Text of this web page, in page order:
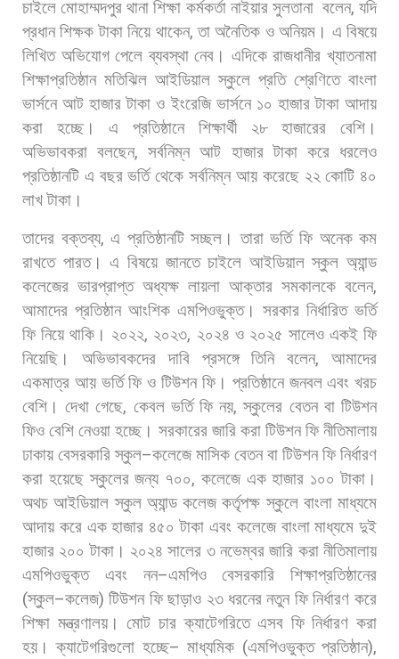
চাইলে মোহাম্মদপুর থানা শিক্ষা কর্মকর্তা নাইয়ার সুলতানা বলেন,যদি
প্রধান শিক্ষক টাকা নিয়ে থাকেন,তা অনৈতিক ও অনিয়ম। এ বিষয়ে
লিখিত অভিযোগ পেলে ব্যবস্থা নেব। এদিকে রাজধানীর খ্যাতনামা
শিক্ষাপ্রতিষ্ঠান মতিঝিল আইডিয়াল স্কুলে প্রতি শ্রেণিতে বাংলা
ভার্সনে আট হাজার টাকা ও ইংরেজি ভার্সনে ১০ হাজার টাকা আদায়
করা
হচ্ছে। এ প্রতিষ্ঠানে শিক্ষার্থী ২৮ হাজারের
বেশি।
অভিভাবকরা বলছেন,সর্বনিম্ন আট হাজার টাকা করে ধরলেও
প্রতিষ্ঠানটি এ বছর ভর্তি থেকে সর্বনিম্ন আয় করেছে ২২ কোটি ৪০
লাখ টাকা।
তাদের বক্তব্য,এ প্রতিষ্ঠানটি সচ্ছল। তারা ভর্তি ফি অনেক কম
রাখতে পারত। এ বিষয়ে জানতে চাইলে আইডিয়াল স্কুল অ্যান্ড
কলেজের ভারপ্রাপ্ত অধ্যক্ষ লায়লা আক্তার সমকালকে বলেন,
আমাদের প্রতিষ্ঠান আংশিক এমপিওভুক্ত। সরকার নির্ধারিত ভর্তি
ফি নিয়ে থাকি। ২০২২, ২০২৩, ২০২৪ ও ২০২৫ সালেও একই ফি
নিয়েছি।
অভিভাবকদের দাবি প্রসঙ্গে তিনি বলেন,আমাদের
একমাত্র আয় ভর্তি ফি ও টিউশন ফি। প্রতিষ্ঠানে জনবল এবং খরচ
বেশি। দেখা গেছে, কেবল ভর্তি ফি নয়,স্কুলের বেতন বা টিউশন
ফিও বেশি নেওয়া হচ্ছে। সরকারের জারি করা টিউশন ফি নীতিমালায়
ঢাকায় বেসরকারি স্কুল–কলেজে মাসিক বেতন বা টিউশন ফি নির্ধারণ
করা হয়েছে স্কুলের জন্য ৭০০, কলেজে এক হাজার ১০০ টাকা।
অথচ আইডিয়াল স্কুল অ্যান্ড কলেজ কর্তৃপক্ষ স্কুলে বাংলা মাধ্যমে
আদায় করে এক হাজার ৪৫০ টাকা এবং কলেজে বাংলা মাধ্যমে দুই
হাজার ২০০ টাকা। ২০২৪ সালের ৩ নভেম্বর জারি করা নীতিমালায়
এমপিওভুক্ত
এবং নন–এমপিও বেসরকারি শিক্ষাপ্রতিষ্ঠানের
(স্কুল–কলেজ)টিউশন ফি ছাড়াও ২৩ ধরনের নতুন ফি নির্ধারণ করে
শিক্ষা মন্ত্রণালয়। মোট চার ক্যাটেগরিতে এসব ফি নির্ধারণ করা
হয়। ক্যাটেগরিগুলো হচ্ছে–মাধ্যমিক (এমপিওভুক্ত প্রতিষ্ঠান),